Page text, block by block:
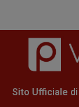
Sito Ufficiale